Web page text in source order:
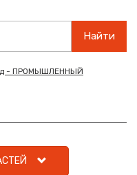
Найти
- ПРОМЫШЛЕННЫЙ